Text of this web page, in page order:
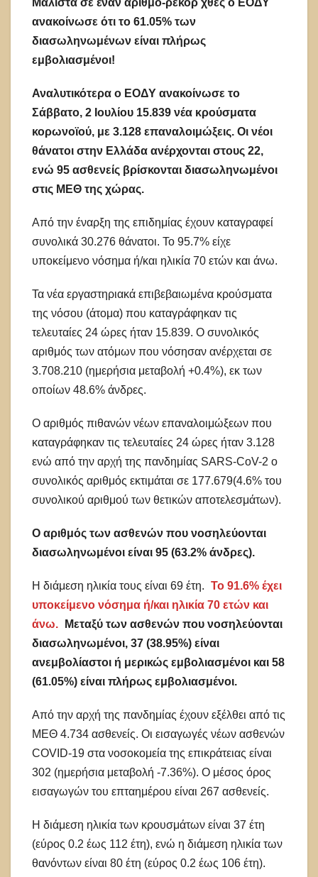
Μάλιστα σε έναν αριθμό-ρεκόρ χθες ο ΕΟΔΥ
ανακοίνωσε ότι το 61.05% των
διασωληνωμένων είναι πλήρως
εμβολιασμένοι!
Αναλυτικότερα ο ΕΟΔΥ ανακοίνωσε το
Σάββατο, 2 Ιουλίου 15.839 νέα κρούσματα
κορωνοϊού, με 3.128 επαναλοιμώξεις. Οι νέοι
θάνατοι στην Ελλάδα ανέρχονται στους 22,
ενώ 95 ασθενείς βρίσκονται διασωληνωμένοι
στις ΜΕΘ της χώρας.
Από την έναρξη της επιδημίας έχουν καταγραφεί
συνολικά 30.276 θάνατοι. Το 95.7% είχε
υποκείμενο νόσημα ή/και ηλικία 70 ετών και άνω.
Τα νέα εργαστηριακά επιβεβαιωμένα κρούσματα
της νόσου (άτομα) που καταγράφηκαν τις
τελευταίες 24 ώρες ήταν 15.839. Ο συνολικός
αριθμός των ατόμων που νόσησαν ανέρχεται σε
3.708.210 (ημερήσια μεταβολή +0.4%), εκ των
οποίων 48.6% άνδρες.
Ο αριθμός πιθανών νέων επαναλοιμώξεων που
καταγράφηκαν τις τελευταίες 24 ώρες ήταν 3.128
ενώ από την αρχή της πανδημίας SARS-CoV-2 ο
συνολικός αριθμός εκτιμάται σε 177.679(4.6% του
συνολικού αριθμού των θετικών αποτελεσμάτων).
Ο αριθμός των ασθενών που νοσηλεύονται
διασωληνωμένοι είναι 95 (63.2% άνδρες).
Η διάμεση ηλικία τους είναι 69 έτη. To 91.6% έχει
υποκείμενο νόσημα ή/και ηλικία 70 ετών και
άνω.
Μεταξύ των ασθενών που νοσηλεύονται
διασωληνωμένοι, 37 (38.95%) είναι
ανεμβολίαστοι ή μερικώς εμβολιασμένοι και 58
(61.05%) είναι πλήρως εμβολιασμένοι.
Από την αρχή της πανδημίας έχουν εξέλθει από τις
ΜΕΘ 4.734 ασθενείς. Οι εισαγωγές νέων ασθενών
COVID-19 στα νοσοκομεία της επικράτειας είναι
302 (ημερήσια μεταβολή -7.36%). Ο μέσος όρος
εισαγωγών του επταημέρου είναι 267 ασθενείς.
Η διάμεση ηλικία των κρουσμάτων είναι 37 έτη
(εύρος 0.2 έως 112 έτη), ενώ η διάμεση ηλικία των
θανόντων είναι 80 έτη (εύρος 0.2 έως 106 έτη).